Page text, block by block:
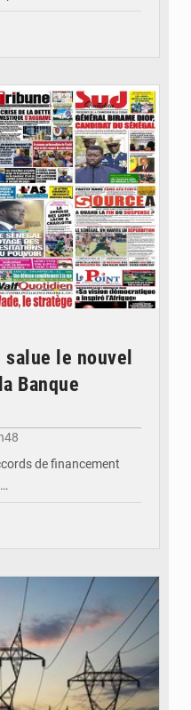
le nouvel
Banque
de financement